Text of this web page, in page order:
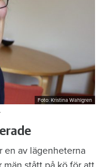
Foto: Kristina Wahlgren
en av lägenheterna